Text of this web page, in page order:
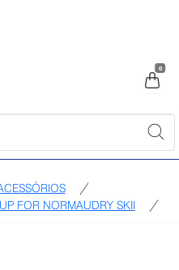
0
FOR NORMAUDRY SKII